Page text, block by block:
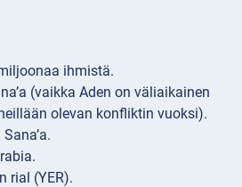
ihmistä.
(vaikka Aden on väliaikainen
olevan konfliktin vuoksi).
Sana’a.
rial (YER).